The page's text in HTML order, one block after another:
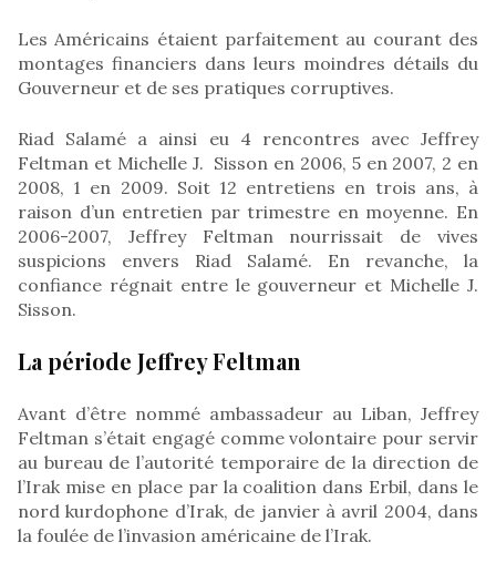
Les Américains étaient parfaitement au courant des
montages financiers dans leurs moindres détails du
Gouverneur et de ses pratiques corruptives.
Riad Salamé a ainsi eu 4 rencontres avec Jeffrey
Feltman et Michelle J. Sisson en 2006, 5 en 2007, 2 en
2008, 1 en 2009. Soit 12 entretiens en trois ans, à
raison d’un entretien par trimestre en moyenne. En
2006-2007, Jeffrey Feltman nourrissait de vives
suspicions envers Riad Salamé. En revanche, la
confiance régnait entre le gouverneur et Michelle J.
Sisson.
La période Jeffrey Feltman
Avant d’être nommé ambassadeur au Liban, Jeffrey
Feltman s’était engagé comme volontaire pour servir
au bureau de l’autorité temporaire de la direction de
l’Irak mise en place par la coalition dans Erbil, dans le
nord kurdophone d’Irak, de janvier à avril 2004, dans
la foulée de l’invasion américaine de l’Irak.